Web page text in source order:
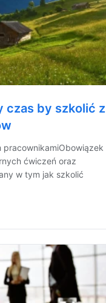
czas by szkolić z
pracownikamiObowiązek
ćwiczeń oraz
w tym jak szkolić